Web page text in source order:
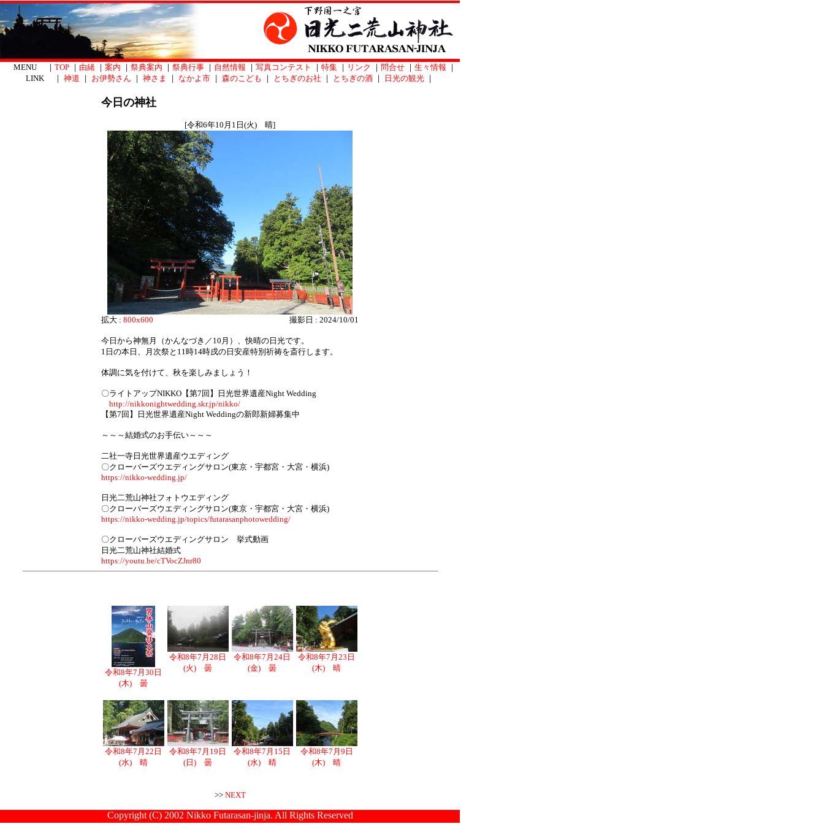
MENU ｜ TOP ｜ 由緒 ｜ 案内 ｜ 祭典案内 ｜ 祭典行事 ｜ 自然情報 ｜ 写真コンテスト ｜ 特集 ｜ リンク ｜ 問合せ ｜ 生々情報 ｜
LINK ｜ 神道 ｜ お伊勢さん ｜ 神さま ｜ なかよ市 ｜ 森のこども ｜ とちぎのお社 ｜ とちぎの酒 ｜ 日光の観光 ｜
今日の神社
[令和6年10月1日(火) 晴]
拡大 : 800x600 撮影日 : 2024/10/01
今日から神無月（かんなづき／10月）、快晴の日光です。
1日の本日、月次祭と11時14時戌の日安産特別祈祷を斎行します。
体調に気を付けて、秋を楽しみましょう！
〇ライトアップNIKKO【第7回】日光世界遺産Night Wedding
http://nikkonightwedding.skr.jp/nikko/
【第7回】日光世界遺産Night Weddingの新郎新婦募集中
～～～結婚式のお手伝い～～～
二社一寺日光世界遺産ウエディング
〇クローバーズウエディングサロン(東京・宇都宮・大宮・横浜)
https://nikko-wedding.jp/
日光二荒山神社フォトウエディング
〇クローバーズウエディングサロン(東京・宇都宮・大宮・横浜)
https://nikko-wedding.jp/topics/futarasanphotowedding/
〇クローバーズウエディングサロン 挙式動画
日光二荒山神社結婚式
https://youtu.be/cTVocZJnr80
令和8年7月30日
(木) 曇
令和8年7月28日
(火) 曇
令和8年7月24日
(金) 曇
令和8年7月23日
(木) 晴
令和8年7月22日
(水) 晴
令和8年7月19日
(日) 曇
令和8年7月15日
(水) 晴
令和8年7月9日
(木) 晴
>> NEXT
Copyright (C) 2002 Nikko Futarasan-jinja. All Rights Reserved